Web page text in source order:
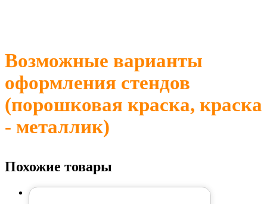
Возможные варианты
оформления стендов
(порошковая краска, краска
- металлик)
Похожие товары